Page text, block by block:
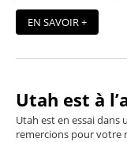
EN SAVOIR +
Utah est à
Utah est en essai
remercions pour votre